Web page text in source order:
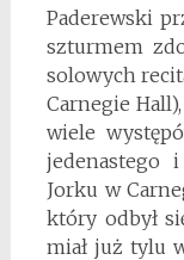
Paderewski
szturmem
solowych
Carnegie
wiele
jedenastego
Jorku w
który odbył
miał już tylu